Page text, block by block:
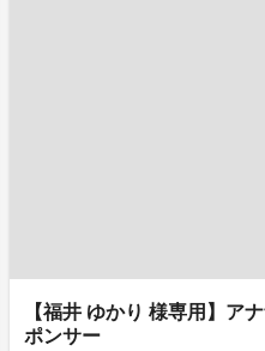
【福井 ゆかり 様専用】ア
ポンサー